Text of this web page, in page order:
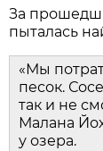
За
пыталась
«Мы
песок.
так и не
Малана
у озера.